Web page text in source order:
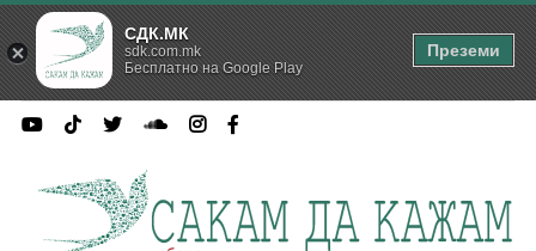
СДК.МК
sdk.com.mk
Бесплатно на Google Play
Преземи